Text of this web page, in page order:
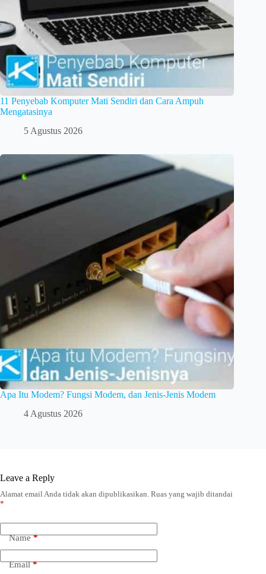
11 Penyebab Komputer Mati Sendiri dan Cara Ampuh
Mengatasinya
5 Agustus 2026
Apa Itu Modem? Fungsi Modem, dan Jenis-Jenis Modem
4 Agustus 2026
Leave a Reply
Alamat email Anda tidak akan dipublikasikan. Ruas yang wajib ditandai
*
Name*
Email*